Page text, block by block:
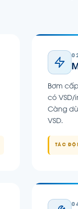
Bơm
có
Càng
VSD.
TÁC